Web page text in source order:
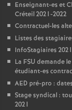
Enseignant-es et
Créteil 2021-2022
Contractuel-les
Listes des
InfoStagiaires
La FSU demande
étudiant-es
AED pré-pro :
Stage syndical :
2021